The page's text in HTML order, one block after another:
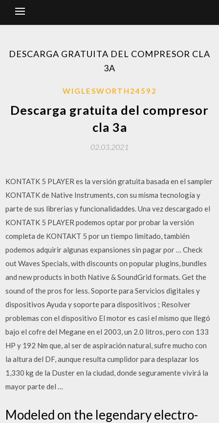
DESCARGA GRATUITA DEL COMPRESOR CLA
3A
WIGLESWORTH24592
Descarga gratuita del compresor
cla 3a
02.03.2021
KONTATK 5 PLAYER es la versión gratuita basada en el sampler
KONTATK de Native Instruments, con su misma tecnología y
parte de sus librerias y funcionalidaddes. Una vez descargado el
KONTATK 5 PLAYER podemos optar por probar la versión
completa de KONTAKT 5 por un tiempo limitado, también
podemos adquirir algunas expansiones sin pagar por … Check
out Waves Specials, with discounts on popular plugins, bundles
and new products in both Native & SoundGrid formats. Get the
sound of the pros for less. Soporte para Servicios digitales y
dispositivos Ayuda y soporte para dispositivos ; Resolver
problemas con el dispositivo El motor es casi el mismo que llegó
bajo el cofre del Megane en el 2003, un 2.0 litros, pero con 133
HP y 192 Nm que, al ser de aspiración natural, sufre mucho con
la altura del DF, aunque resulta cumplidor para desplazar los
1,330 kg de la Duster en la ciudad, donde seguramente vivirá la
mayor parte del …
Modeled on the legendary electro-